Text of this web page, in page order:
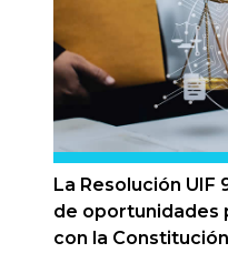
La Resolución UIF
de oportunidades
con la